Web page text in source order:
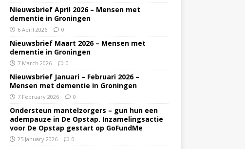
Nieuwsbrief April 2026 – Mensen met
dementie in Groningen
6 April 2026 0
Nieuwsbrief Maart 2026 – Mensen met
dementie in Groningen
7 March 2026 0
Nieuwsbrief Januari – Februari 2026 –
Mensen met dementie in Groningen
7 February 2026 0
Ondersteun mantelzorgers – gun hun een
adempauze in De Opstap. Inzamelingsactie
voor De Opstap gestart op GoFundMe
25 January 2026 0